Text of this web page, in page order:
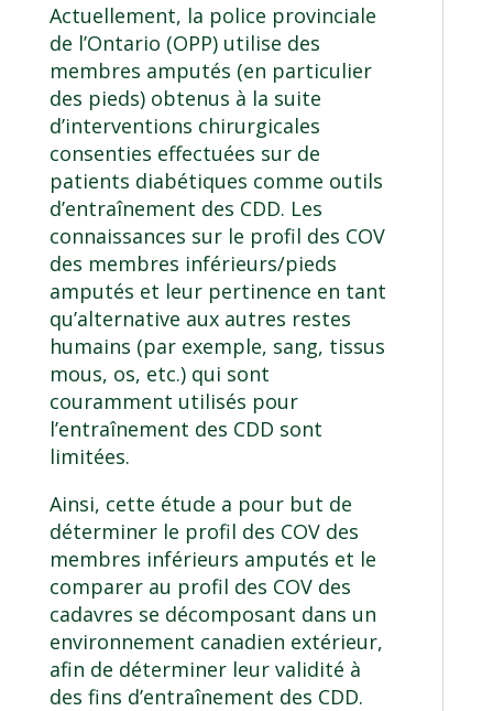
Actuellement, la police provinciale
de l’Ontario (OPP) utilise des
membres amputés (en particulier
des pieds) obtenus à la suite
d’interventions chirurgicales
consenties effectuées sur de
patients diabétiques comme outils
d’entraînement des CDD. Les
connaissances sur le profil des COV
des membres inférieurs/pieds
amputés et leur pertinence en tant
qu’alternative aux autres restes
humains (par exemple, sang, tissus
mous, os, etc.) qui sont
couramment utilisés pour
l’entraînement des CDD sont
limitées.
Ainsi, cette étude a pour but de
déterminer le profil des COV des
membres inférieurs amputés et le
comparer au profil des COV des
cadavres se décomposant dans un
environnement canadien extérieur,
afin de déterminer leur validité à
des fins d’entraînement des CDD.